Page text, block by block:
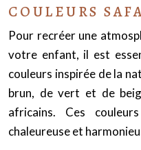
COULEURS
Pour recréer une
votre enfant, il est
couleurs inspirée de la
brun, de vert et de
africains. Ces
chaleureuse et